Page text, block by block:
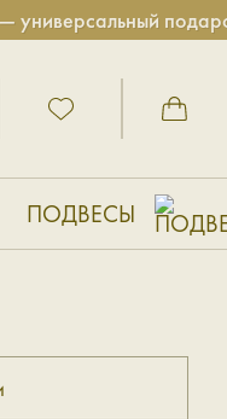
подарок
ПОДВЕСЫ